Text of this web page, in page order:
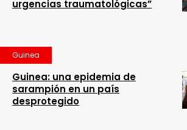
urgencias traumatológicas”
Guinea
Guinea: una epidemia de
sarampión en un país
desprotegido